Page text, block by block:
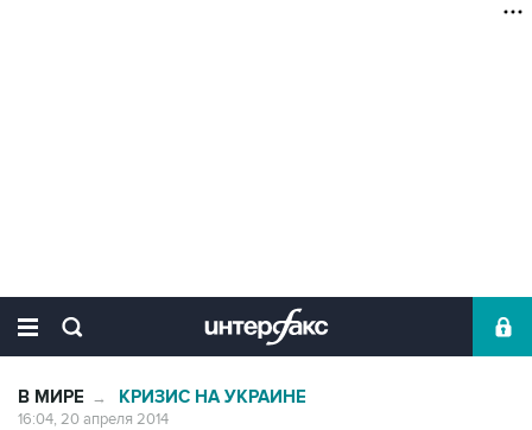
В МИРЕ → КРИЗИС НА УКРАИНЕ
16:04, 20 апреля 2014